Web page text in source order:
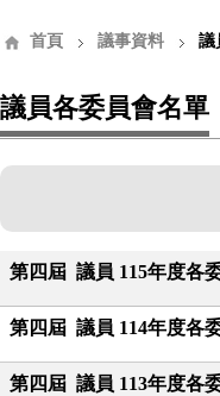
首頁 議事資料 議
議員各委員會名單
第四屆 議員 115年度各
第四屆 議員 114年度各
第四屆 議員 113年度各